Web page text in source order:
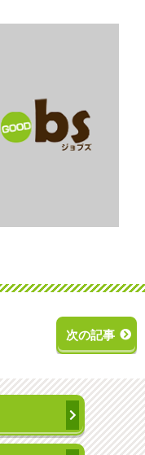
次の記事